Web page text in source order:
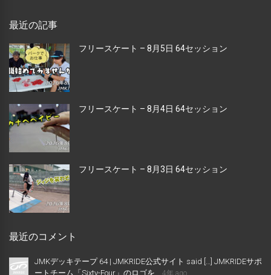
最近の記事
フリースケート – 8月5日 64セッション
フリースケート – 8月4日 64セッション
フリースケート – 8月3日 64セッション
最近のコメント
JMKデッキテープ 64 | JMKRIDE公式サイト said […] JMKRIDEサポ
ートチーム「Sixty-Four」のロゴを...
4年 ago